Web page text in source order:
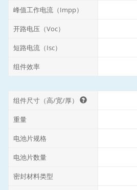
峰值工作电流（Impp）
开路电压（Voc）
短路电流（Isc）
组件效率
组件尺寸（高/宽/厚）
重量
电池片规格
电池片数量
密封材料类型